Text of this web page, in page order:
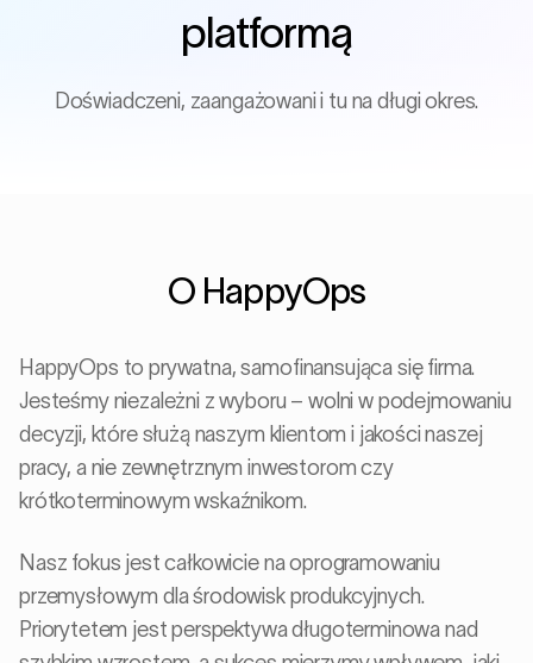
platformą
Doświadczeni, zaangażowani i tu na długi okres.
O HappyOps
HappyOps to prywatna, samofinansująca się firma.
Jesteśmy niezależni z wyboru – wolni w podejmowaniu
decyzji, które służą naszym klientom i jakości naszej
pracy, a nie zewnętrznym inwestorom czy
krótkoterminowym wskaźnikom.
Nasz fokus jest całkowicie na oprogramowaniu
przemysłowym dla środowisk produkcyjnych.
Priorytetem jest perspektywa długoterminowa nad